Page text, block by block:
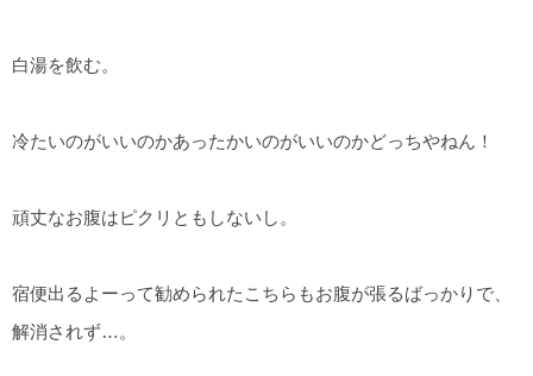
白湯を飲む。
冷たいのがいいのかあったかいのがいいのかどっちやねん！
頑丈なお腹はピクリともしないし。
宿便出るよーって勧められたこちらもお腹が張るばっかりで、
解消されず…。